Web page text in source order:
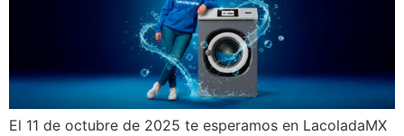
El 11 de octubre de 2025 te esperamos en LacoladaMX